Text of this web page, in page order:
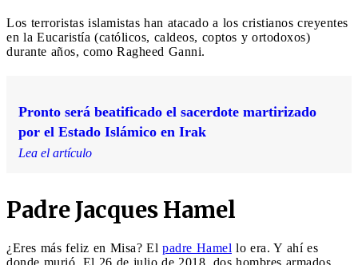
Los terroristas islamistas han atacado a los cristianos creyentes
en la Eucaristía (católicos, caldeos, coptos y ortodoxos)
durante años, como Ragheed Ganni.
Pronto será beatificado el sacerdote martirizado
por el Estado Islámico en Irak
Lea el artículo
Padre Jacques Hamel
¿Eres más feliz en Misa? El padre Hamel lo era. Y ahí es
donde murió. El 26 de julio de 2018, dos hombres armados